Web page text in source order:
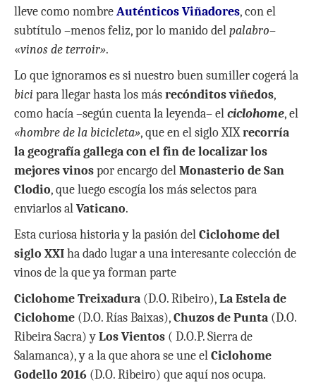
lleve como nombreAuténticos Viñadores, con el
subtítulo –menos feliz, por lo manido delpalabro–
«vinos de terroir».
Lo que ignoramos es si nuestro buen sumiller cogerá la
bici para llegar hasta los másrecónditos viñedos,
como hacía –según cuenta la leyenda– elciclohome, el
«hombre de la bicicleta», que en el siglo XIXrecorría
la geografía gallega con el fin de localizar los
mejores vinospor encargo delMonasterio de San
Clodio, que luego escogía los más selectos para
enviarlos alVaticano.
Esta curiosa historia y la pasión delCiclohome del
siglo XXIha dado lugar a una interesante colección de
vinos de la que ya forman parte
Ciclohome Treixadura (D.O. Ribeiro),La Estela de
Ciclohome (D.O. Rías Baixas),Chuzos de Punta (D.O.
Ribeira Sacra) yLos Vientos ( D.O.P. Sierra de
Salamanca), y a la que ahora se une elCiclohome
Godello 2016 (D.O. Ribeiro) que aquí nos ocupa.